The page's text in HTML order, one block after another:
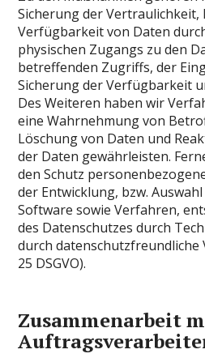
Sicherung der
Verfügbarkeit von Daten
physischen Zugangs zu den
betreffenden Zugriffs, der
Sicherung der Verfügbarkeit
Des Weiteren haben wir
eine Wahrnehmung von
Löschung von Daten und
der Daten gewährleisten.
den Schutz
der Entwicklung, bzw.
Software sowie Verfahren,
des Datenschutzes durch
durch datenschutzfreundliche
25 DSGVO).
Zusammenarbeit